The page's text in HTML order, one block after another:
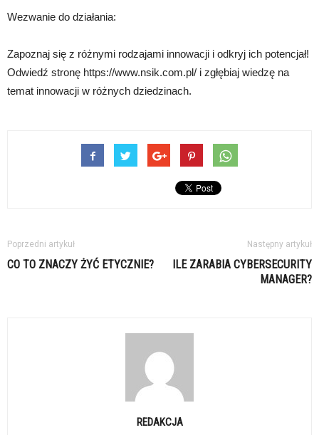
Wezwanie do działania:
Zapoznaj się z różnymi rodzajami innowacji i odkryj ich potencjał!
Odwiedź stronę https://www.nsik.com.pl/ i zgłębiaj wiedzę na
temat innowacji w różnych dziedzinach.
Poprzedni artykuł
CO TO ZNACZY ŻYĆ ETYCZNIE?
Następny artykuł
ILE ZARABIA CYBERSECURITY
MANAGER?
REDAKCJA